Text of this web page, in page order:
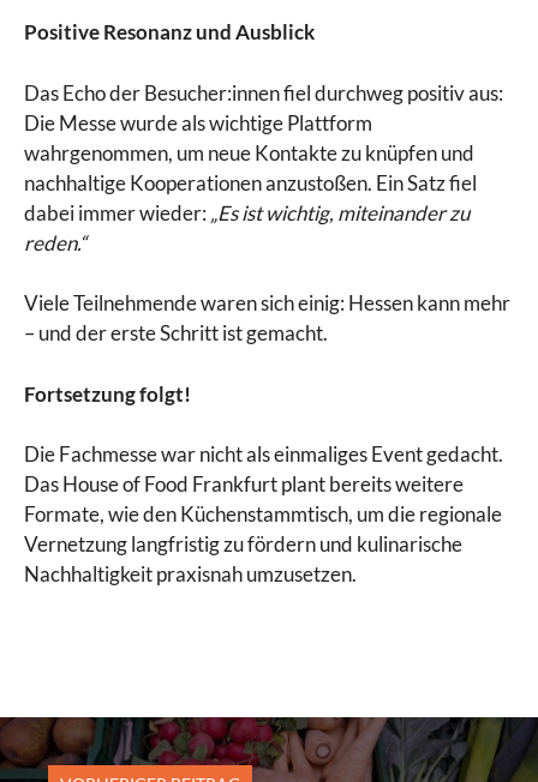
Positive Resonanz und Ausblick
Das Echo der Besucher:innen fiel durchweg positiv aus:
Die Messe wurde als wichtige Plattform
wahrgenommen, um neue Kontakte zu knüpfen und
nachhaltige Kooperationen anzustoßen. Ein Satz fiel
dabei immer wieder: „Es ist wichtig, miteinander zu
reden.“
Viele Teilnehmende waren sich einig: Hessen kann mehr
– und der erste Schritt ist gemacht.
Fortsetzung folgt!
Die Fachmesse war nicht als einmaliges Event gedacht.
Das House of Food Frankfurt plant bereits weitere
Formate, wie den Küchenstammtisch, um die regionale
Vernetzung langfristig zu fördern und kulinarische
Nachhaltigkeit praxisnah umzusetzen.